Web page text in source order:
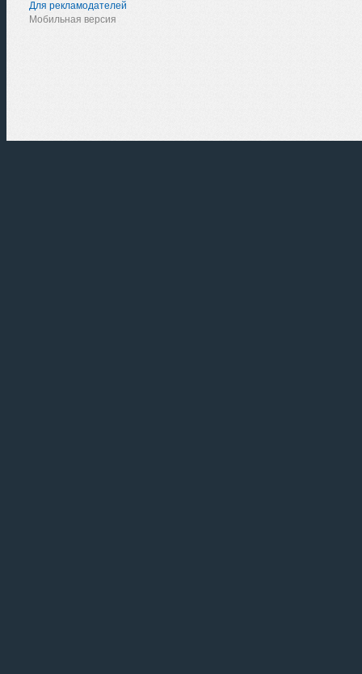
Для рекламодателей
Мобильная версия